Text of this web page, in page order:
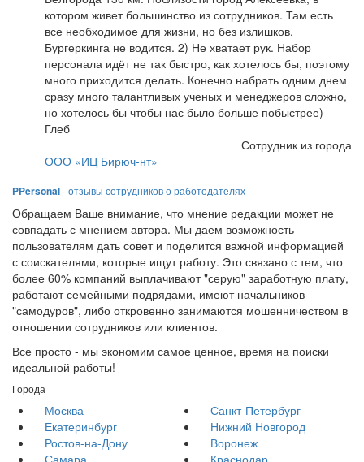
котором живет большинство из сотрудников. Там есть
все необходимое для жизни, но без излишков.
Бургеркинга не водится. 2) Не хватает рук. Набор
персонала идёт не так быстро, как хотелось бы, поэтому
много приходится делать. Конечно набрать одним днем
сразу много талантливых ученых и менеджеров сложно,
но хотелось бы чтобы нас было больше побыстрее)
Глеб
Сотрудник из города
ООО «ИЦ Бирюч-нт»
PPersonal- отзывы сотрудников о работодателях
Обращаем Ваше внимание, что мнение редакции может не
совпадать с мнением автора. Мы даем возможность
пользователям дать совет и поделится важной информацией
с соискателями, которые ищут работу. Это связано с тем, что
более 60% компаний выплачивают "серую" заработную плату,
работают семейными подрядами, имеют начальников
"самодуров", либо откровенно занимаются мошенничеством в
отношении сотрудников или клиентов.
Все просто - мы экономим самое ценное, время на поиски
идеальной работы!
Города
Москва
Санкт-Петербург
Екатеринбург
Нижний Новгород
Ростов-на-Дону
Воронеж
Самара
Краснодар